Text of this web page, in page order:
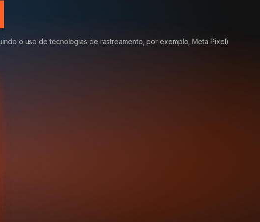
o uso de tecnologias de rastreamento, por exemplo, Meta Pixel)